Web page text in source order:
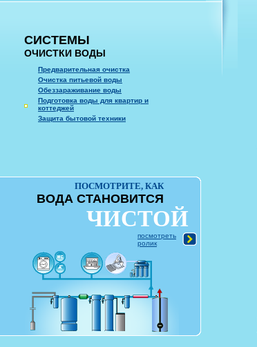
СИСТЕМЫ
ОЧИСТКИ ВОДЫ
Предварительная очистка
Очистка питьевой воды
Обеззараживание воды
Подготовка воды для квартир и
коттеджей
Защита бытовой техники
ПОСМОТРИТЕ, КАК
ВОДА СТАНОВИТСЯ
ЧИСТОЙ
посмотреть
ролик